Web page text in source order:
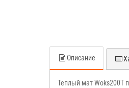
Описание
Теплый мат Woks200T